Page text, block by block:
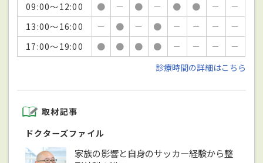
09:00～12:00
● － ● － ● ● －
－
13:00～16:00
－ ● － ● － － －
－
17:00～19:00
● ● ● ● － － －
－
診療時間の詳細はこちら
取材記事
ドクターズファイル
家族の影響と自身のサッカー経験から整